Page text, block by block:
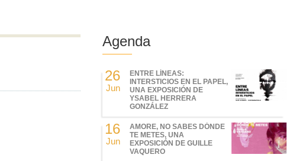
Agenda
26
Jun
ENTRE LÍNEAS:
INTERSTICIOS EN EL PAPEL,
UNA EXPOSICIÓN DE
YSABEL HERRERA
GONZÁLEZ
16
Jun
AMORE, NO SABES DÓNDE
TE METES, UNA
EXPOSICIÓN DE GUILLE
VAQUERO